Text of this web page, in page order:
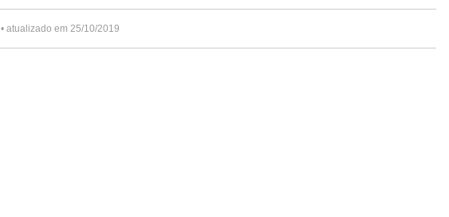
• atualizado em 25/10/2019